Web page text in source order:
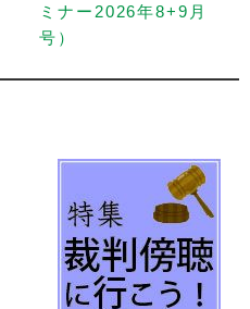
ミナー2026年8+9月
号）